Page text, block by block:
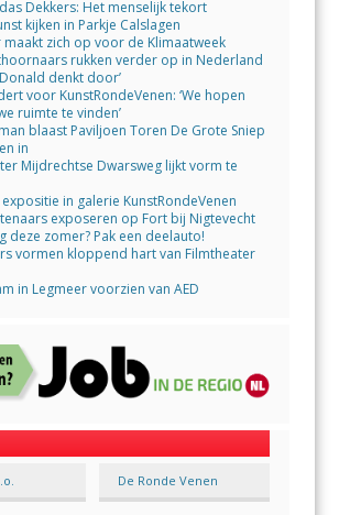
Dekkers: Het menselijk tekort
kijken in Parkje Calslagen
maakt zich op voor de Klimaatweek
rukken verder op in Nederland
denkt door’
voor KunstRondeVenen: ‘We hopen
ruimte te vinden’
blaast Paviljoen Toren De Grote Sniep
in
Mijdrechtse Dwarsweg lijkt vorm te
in galerie KunstRondeVenen
exposeren op Fort bij Nigtevecht
deze zomer? Pak een deelauto!
vormen kloppend hart van Filmtheater
in Legmeer voorzien van AED
De Ronde Venen